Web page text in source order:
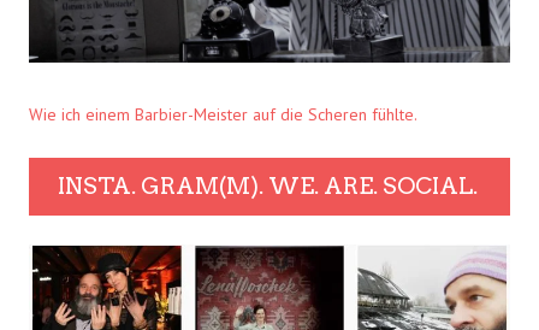
Wie ich einem Barbier-Meister auf die Scheren fühlte.
INSTA. GRAM(M). WE. ARE. SOCIAL.